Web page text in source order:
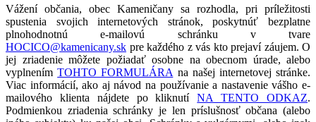
Vážení občania, obec Kameničany sa rozhodla, pri príležitosti
spustenia svojich internetových stránok, poskytnúť bezplatne
plnohodnotnú e-mailovú schránku v tvare
HOCICO@kamenicany.sk pre každého z vás kto prejaví záujem. O
jej zriadenie môžete požiadať osobne na obecnom úrade, alebo
vyplnenímTOHTO FORMULÁRA na našej internetovej stránke.
Viac informácií, ako aj návod na používanie a nastavenie vášho e-
mailového klienta nájdete po kliknutíNA TENTO ODKAZ.
Podmienkou zriadenia schránky je len príslušnosť občana (alebo